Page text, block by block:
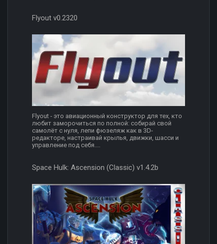
Flyout v0.2320
Flyout - это авиационный конструктор для тех, кто
любит заморочиться по полной: собирай свой
самолёт с нуля, лепи фюзеляж как в 3D-
редакторе, настраивай крылья, движки, шасси и
управление под себя....
Space Hulk: Ascension (Classic) v1.4.2b